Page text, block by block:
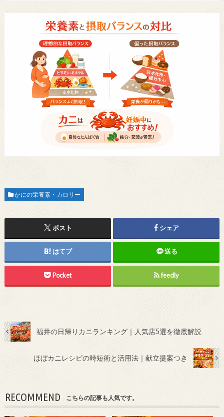
かにの栄養素・カロリー
ポスト シェア
はてブ 送る
Pocket feedly
福井の日帰りカニランキング｜人気店5選を徹底解説
ほぼカニレシピの時短術と活用法｜献立提案つき
RECOMMEND こちらの記事も人気です。